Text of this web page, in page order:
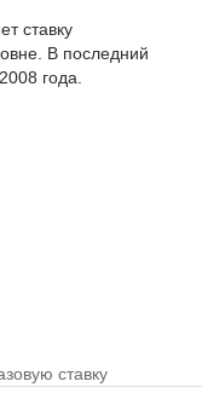
ставку
В последний
года.
ставку